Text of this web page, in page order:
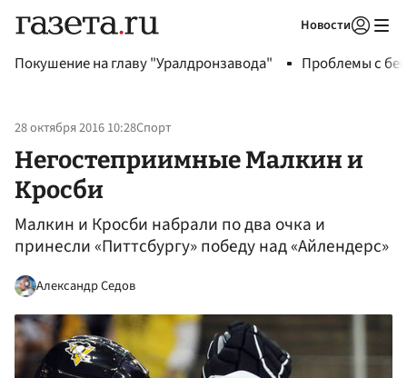
Новости
Покушение на главу "Уралдронзавода" Проблемы с
28 октября 2016 10:28Спорт
Негостеприимные Малкин и
Кросби
Малкин и Кросби набрали по два очка и
принесли «Питтсбургу» победу над «Айлендерс»
Александр Седов